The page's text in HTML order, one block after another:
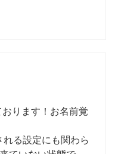
ります！お名前覚
る設定にも関わら